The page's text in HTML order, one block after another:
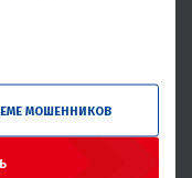
МОШЕННИКОВ